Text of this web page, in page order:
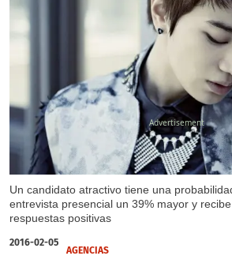
Un candidato atractivo tiene una
entrevista presencial un 39% mayor y
respuestas positivas
2016-02-05
AGENCIAS